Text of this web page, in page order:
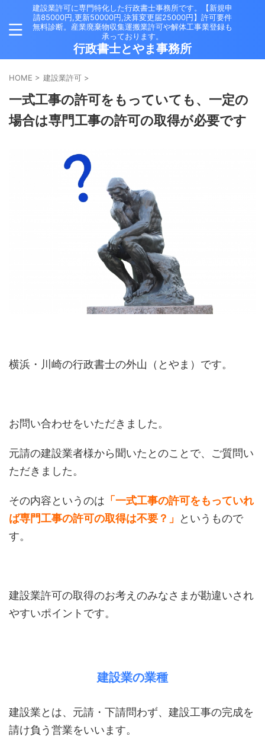
建設業許可に専門特化した行政書士事務所です。【新規申
請85000円,更新50000円,決算変更届25000円】許可要件
無料診断。産業廃棄物収集運搬業許可や解体工事業登録も
承っております。
行政書士とやま事務所
HOME > 建設業許可 >
一式工事の許可をもっていても、一定の
場合は専門工事の許可の取得が必要です
横浜・川崎の行政書士の外山（とやま）です。
お問い合わせをいただきました。
元請の建設業者様から聞いたとのことで、ご質問い
ただきました。
その内容というのは 「一式工事の許可をもっていれ
ば専門工事の許可の取得は不要？」
というもので
す。
建設業許可の取得のお考えのみなさまが勘違いされ
やすいポイントです。
建設業の業種
建設業とは、元請・下請問わず、建設工事の完成を
請け負う営業をいいます。